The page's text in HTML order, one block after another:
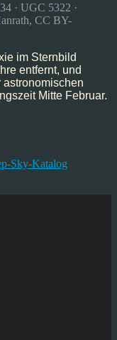
· UGC 5322 ·
CC BY-
im Sternbild
entfernt, und
Mitte Februar.
Sky-Katalog